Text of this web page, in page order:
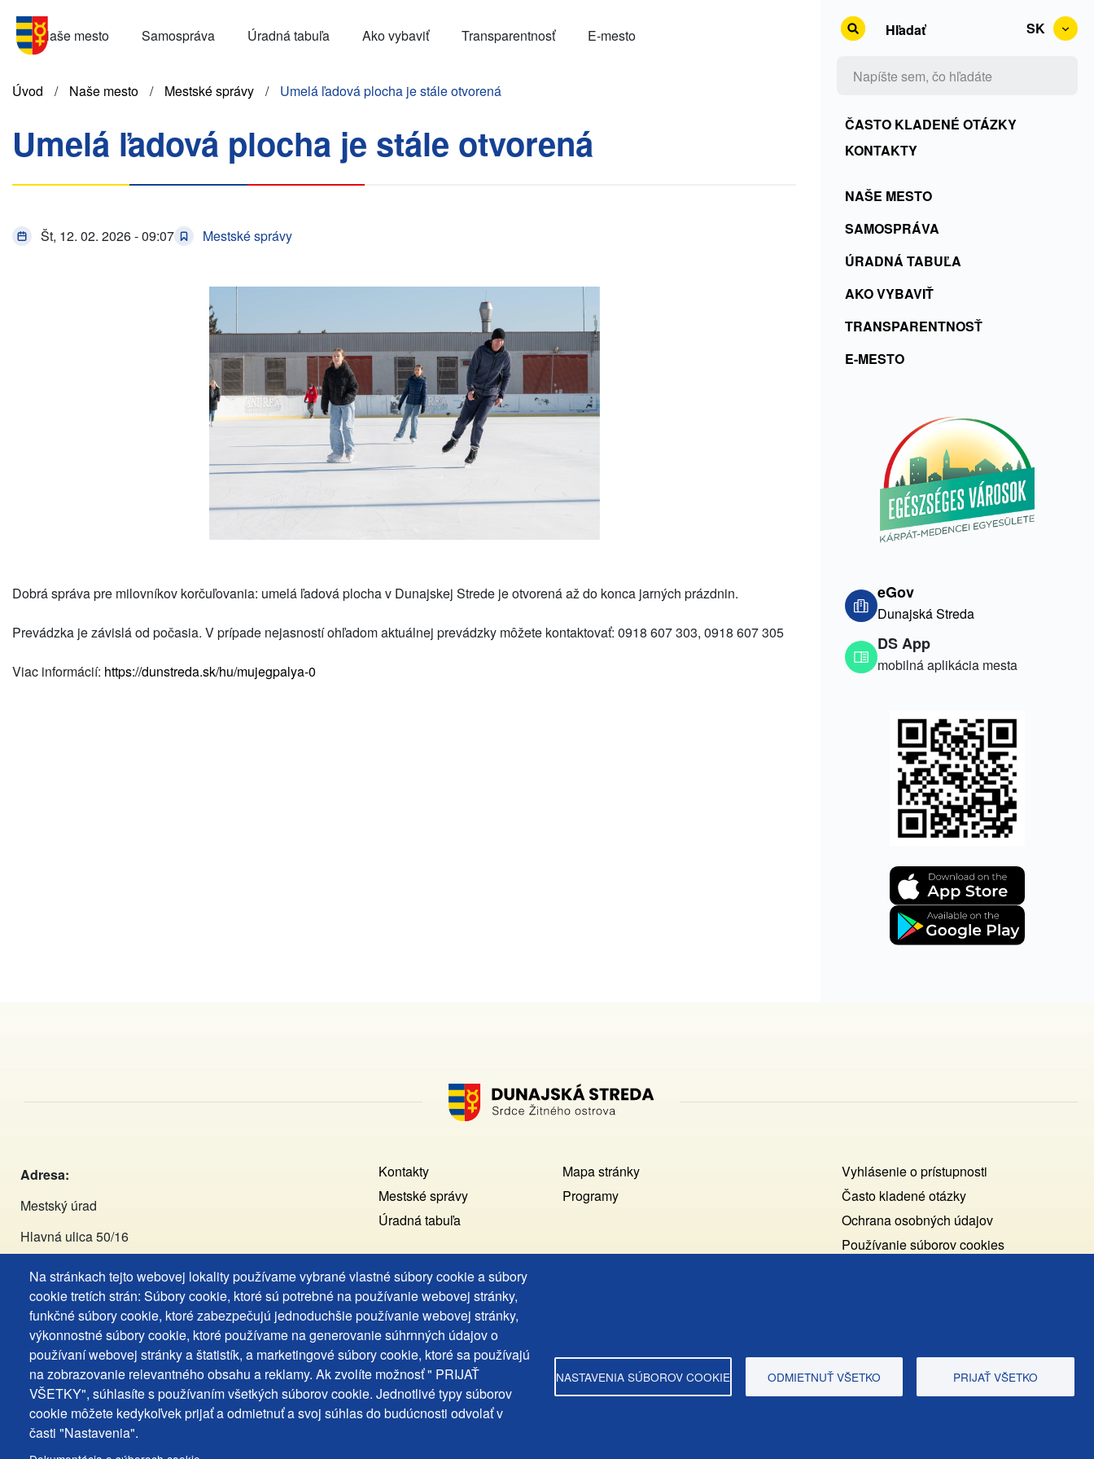
Na stránkach tejto webovej lokality používame vybrané vlastné súbory cookie a súbory
cookie tretích strán: Súbory cookie, ktoré sú potrebné na používanie webovej stránky,
funkčné súbory cookie, ktoré zabezpečujú jednoduchšie používanie webovej stránky,
výkonnostné súbory cookie, ktoré používame na generovanie súhrnných údajov o
používaní webovej stránky a štatistík, a marketingové súbory cookie, ktoré sa používajú
na zobrazovanie relevantného obsahu a reklamy. Ak zvolíte možnosť " PRIJAŤ
VŠETKY", súhlasíte s používaním všetkých súborov cookie. Jednotlivé typy súborov
cookie môžete kedykoľvek prijať a odmietnuť a svoj súhlas do budúcnosti odvolať v
časti "Nastavenia".
NASTAVENIA SÚBOROV COOKIE ODMIETNUŤ VŠETKO PRIJAŤ VŠETKO
hlavný
Menu
SK
Naše mesto Samospráva Úradná tabuľa Ako vybaviť Transparentnosť E-mesto
Omrvinka
Úvod Naše mesto Mestské správy Umelá ľadová plocha je stále otvorená
Umelá ľadová plocha je stále otvorená
Št, 12. 02. 2026 - 09:07 Mestské správy
Dobrá správa pre milovníkov korčuľovania: umelá ľadová plocha v Dunajskej Strede je otvorená až do konca jarných prázdnin.
Prevádzka je závislá od počasia. V prípade nejasností ohľadom aktuálnej prevádzky môžete kontaktovať: 0918 607 303, 0918 607 305
Viac informácií: https://dunstreda.sk/hu/mujegpalya-0
SK
Kontakty
+
Rss
+
ČKO
ČASTO KLADENÉ OTÁZKY
KONTAKTY
Menu
SK
NAŠE MESTO
SAMOSPRÁVA
ÚRADNÁ TABUĽA
AKO VYBAVIŤ
TRANSPARENTNOSŤ
E-MESTO
eGov
Dunajská Streda
DS App
mobilná aplikácia mesta
Adresa:
Mestský úrad
Hlavná ulica 50/16
929 01 Dunajská Streda
Tel:+421 (031) 590 3911
Email: primator@dunstreda.eu
Facebook:
https://www.facebook.com/Mesto.Dunajska.Streda.Dunaszerdahely.Varos
Instagram:https://www.instagram.com/mestods_dunaszerdahelyvaros/
Footer
MENU
Kontakty
Mapa stránky
Mestské správy
Programy
Úradná tabuľa
Copyright © Mesto Dunajská Streda, 2025
web design:epix media
Footer
Cookies
+
ochrana
Vyhlásenie o prístupnosti
Často kladené otázky
Ochrana osobných údajov
Používanie súborov cookies